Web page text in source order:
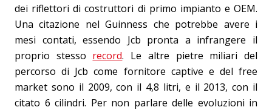
dei riflettori di costruttori di primo impianto e OEM.
Una citazione nel Guinness che potrebbe avere i
mesi contati, essendo Jcb pronta a infrangere il
proprio stesso record. Le altre pietre miliari del
percorso di Jcb come fornitore captive e del free
market sono il 2009, con il 4,8 litri, e il 2013, con il
citato 6 cilindri. Per non parlare delle evoluzioni in